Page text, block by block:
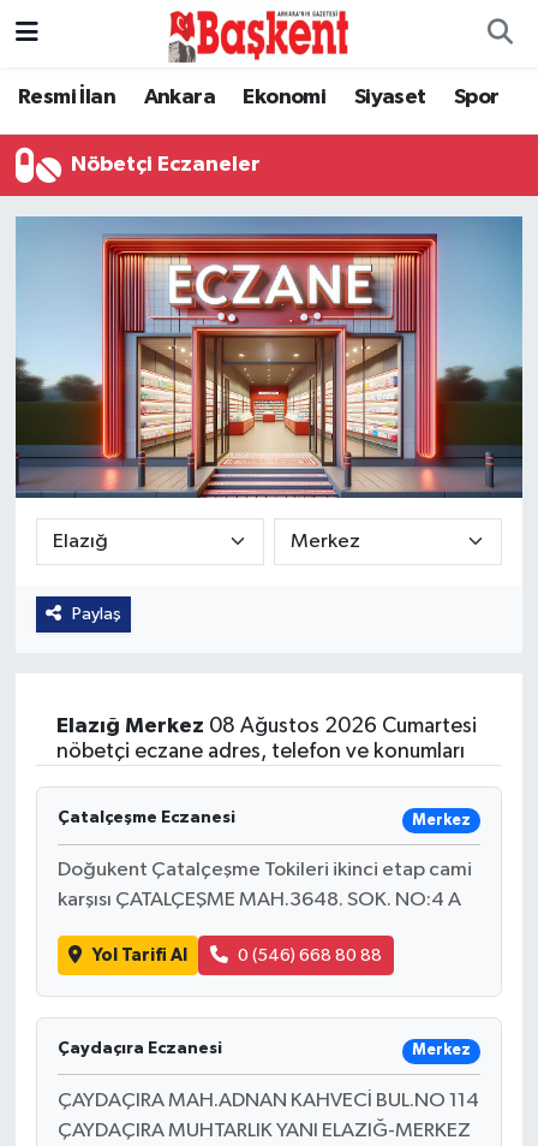
Resmi İlan Ankara Ekonomi Siyaset Spor
Nöbetçi Eczaneler
Paylaş
Elazığ Merkez 08 Ağustos 2026 Cumartesi
nöbetçi eczane adres, telefon ve konumları
Çatalçeşme Eczanesi Merkez
Doğukent Çatalçeşme Tokileri ikinci etap cami
karşısı ÇATALÇEŞME MAH.3648. SOK. NO:4 A
Yol Tarifi Al 0 (546) 668 80 88
Çaydaçıra Eczanesi Merkez
ÇAYDAÇIRA MAH.ADNAN KAHVECİ BUL.NO 114
ÇAYDAÇIRA MUHTARLIK YANI ELAZIĞ-MERKEZ